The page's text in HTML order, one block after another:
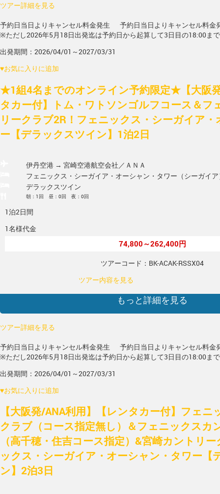
ツアー詳細を見る
予約日当日よりキャンセル料金発生
予約日当日よりキャンセル料金
※ただし2026年5月18日出発迄は予約日から起算して3日目の18:00ま
出発期間：2026/04/01～2027/03/31
♥お気に入りに追加
★1組4名までのオンライン予約限定★【大阪
タカー付】トム・ワトソンゴルフコース＆フ
リークラブ2R！フェニックス・シーガイア
ー【デラックスツイン】1泊2日
伊丹空港 → 宮崎空港航空会社／ＡＮＡ
フェニックス・シーガイア・オーシャン・タワー（シーガイ
デラックスツイン
朝：1回 昼：0回 夜：0回
1泊2日間
1名様代金
74,800～262,400円
ツアーコード：BK-ACAK-RSSX04
ツアー内容を見る
もっと詳細を見る
ツアー詳細を見る
予約日当日よりキャンセル料金発生
予約日当日よりキャンセル料金
※ただし2026年5月18日出発迄は予約日から起算して3日目の18:00ま
出発期間：2026/04/01～2027/03/31
♥お気に入りに追加
【大阪発/ANA利用】【レンタカー付】フェ
クラブ（コース指定無し）＆フェニックスカ
（高千穂・住吉コース指定）&宮崎カントリ
ックス・シーガイア・オーシャン・タワー【
ン】2泊3日